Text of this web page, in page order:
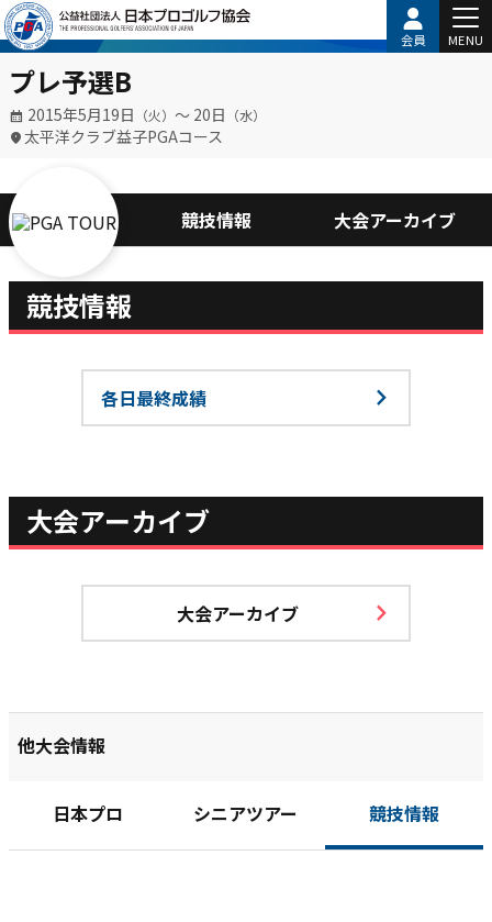
会員 MENU
プレ予選B
2015年5月19日 （火） 〜 20日 （水）
太平洋クラブ益子PGAコース
競技情報 大会アーカイブ
競技情報
各日最終成績
大会アーカイブ
大会アーカイブ
他大会情報
日本プロ シニアツアー 競技情報